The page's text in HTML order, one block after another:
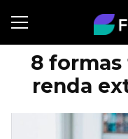
8
renda